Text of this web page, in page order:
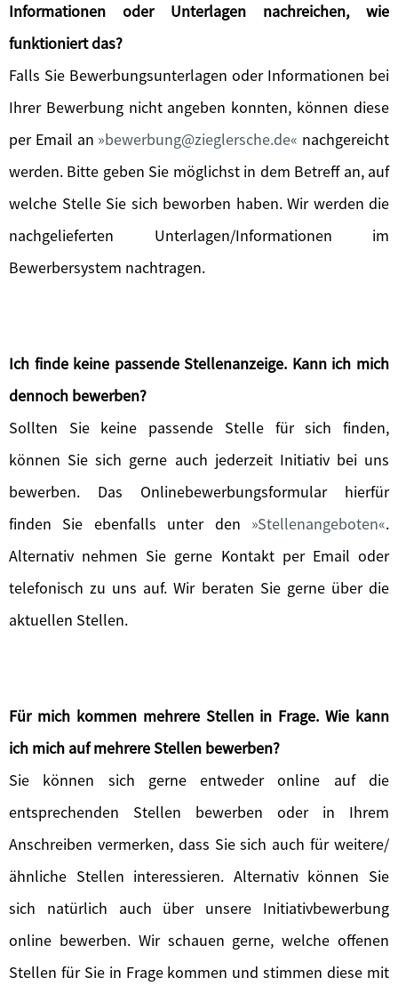
Informationen oder Unterlagen nachreichen, wie
funktioniert das?
Falls Sie Bewerbungsunterlagen oder Informationen bei
Ihrer Bewerbung nicht angeben konnten, können diese
per Email an
bewerbung@zieglersche.de nachgereicht
werden. Bitte geben Sie möglichst in dem Betreff an, auf
welche Stelle Sie sich beworben haben. Wir werden die
nachgelieferten Unterlagen/Informationen im
Bewerbersystem nachtragen.
Ich finde keine passende Stellenanzeige. Kann ich mich
dennoch bewerben?
Sollten Sie keine passende Stelle für sich finden,
können Sie sich gerne auch jederzeit Initiativ bei uns
bewerben. Das Onlinebewerbungsformular hierfür
finden Sie ebenfalls unter den
Stellenangeboten .
Alternativ nehmen Sie gerne Kontakt per Email oder
telefonisch zu uns auf. Wir beraten Sie gerne über die
aktuellen Stellen.
Für mich kommen mehrere Stellen in Frage. Wie kann
ich mich auf mehrere Stellen bewerben?
Sie können sich gerne entweder online auf die
entsprechenden Stellen bewerben oder in Ihrem
Anschreiben vermerken, dass Sie sich auch für weitere/
ähnliche Stellen interessieren. Alternativ können Sie
sich natürlich auch über unsere Initiativbewerbung
online bewerben. Wir schauen gerne, welche offenen
Stellen für Sie in Frage kommen und stimmen diese mit